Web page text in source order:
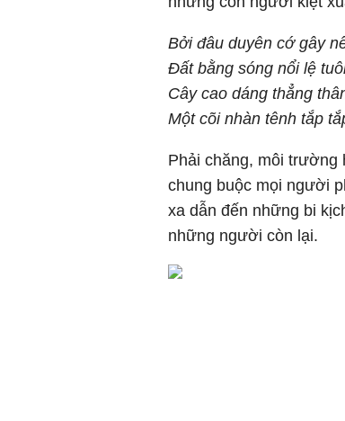
Bởi đâu duyên cớ gây
Đất bằng sóng nổi lệ
Cây cao dáng thẳng
Một cõi nhàn tênh tắp
Phải chăng, môi
chung buộc mọi người
xa dẫn đến những bi
những người còn lại.